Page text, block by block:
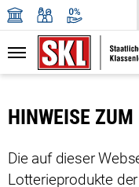
Navigation
HINWEISE
Die auf dieser
Lotterieprodukte